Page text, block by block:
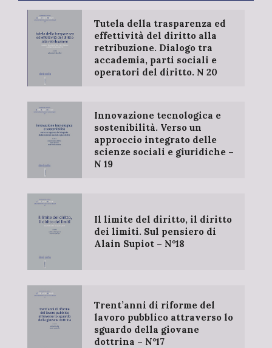
Tutela della trasparenza ed
effettività del diritto alla
retribuzione. Dialogo tra
accademia, parti sociali e
operatori del diritto. N 20
Innovazione tecnologica e
sostenibilità. Verso un
approccio integrato delle
scienze sociali e giuridiche –
N 19
Il limite del diritto, il diritto
dei limiti. Sul pensiero di
Alain Supiot – N°18
Trent’anni di riforme del
lavoro pubblico attraverso lo
sguardo della giovane
dottrina – N°17